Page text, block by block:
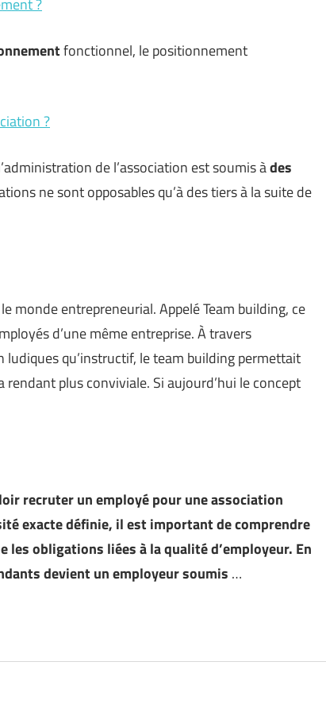
?
fonctionnel, le positionnement
?
de l’association est soumis àdes
ne sont opposables qu’à des tiers à la suite de
monde entrepreneurial. Appelé Team building, ce
d’une même entreprise. À travers
ludiques qu’instructif, le team building permettait
rendant plus conviviale. Si aujourd’hui le concept
recruter un employé pour une association
exacte définie, il est important de comprendre
les obligations liées à la qualité d’employeur. En
devient un employeur soumis …